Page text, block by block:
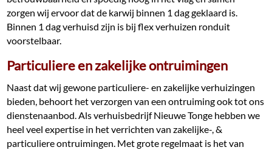
zorgen wij ervoor dat de karwij binnen 1 dag geklaard is.
Binnen 1 dag verhuisd zijn is bij flex verhuizen ronduit
voorstelbaar.
Particuliere en zakelijke ontruimingen
Naast dat wij gewone particuliere- en zakelijke verhuizingen
bieden, behoort het verzorgen van een ontruiming ook tot ons
dienstenaanbod. Als verhuisbedrijf Nieuwe Tonge hebben we
heel veel expertise in het verrichten van zakelijke-, &
particuliere ontruimingen. Met grote regelmaat is het van